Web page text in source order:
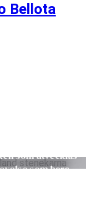
Bellota
som utvecklas
som bara